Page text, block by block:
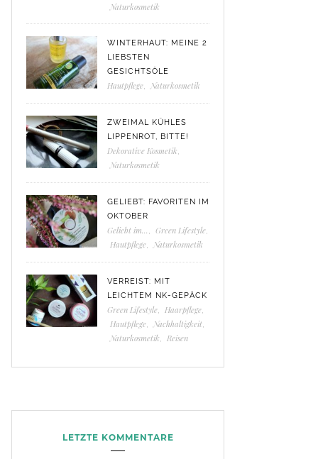
Naturkosmetik
WINTERHAUT: MEINE 2
LIEBSTEN
GESICHTSÖLE
Hautpflege Naturkosmetik
ZWEIMAL KÜHLES
LIPPENROT, BITTE!
Dekorative Kosmetik
Naturkosmetik
GELIEBT: FAVORITEN IM
OKTOBER
Geliebt im... Green Lifestyle
Hautpflege
Naturkosmetik
VERREIST: MIT
LEICHTEM NK-GEPÄCK
Green Lifestyle Haarpflege
Hautpflege
Nachhaltigkeit
Naturkosmetik
Reisen
LETZTE KOMMENTARE